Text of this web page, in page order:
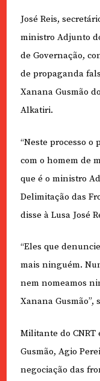
José Reis,
ministro Adjunto
de Governação,
de propaganda
Xanana Gusmão
Alkatiri.
“Neste processo
com o homem de
que é o ministro
Delimitação das
disse à Lusa José
“Eles que
mais ninguém.
nem nomeamos
Xanana Gusmão”,
Militante do CNRT
Gusmão, Agio
negociação das